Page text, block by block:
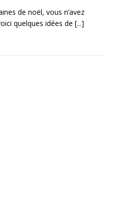
de noël, vous n’avez
quelques idées de [...]